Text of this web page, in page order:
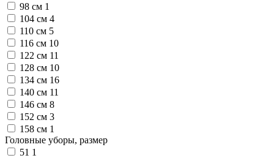
98 см 1
104 см 4
110 см 5
116 см 10
122 см 11
128 см 10
134 см 16
140 см 11
146 см 8
152 см 3
158 см 1
Головные уборы, размер
51 1